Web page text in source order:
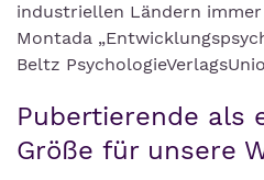
industriellen Ländern
Montada
Beltz
Pubertierende als
Größe für unsere